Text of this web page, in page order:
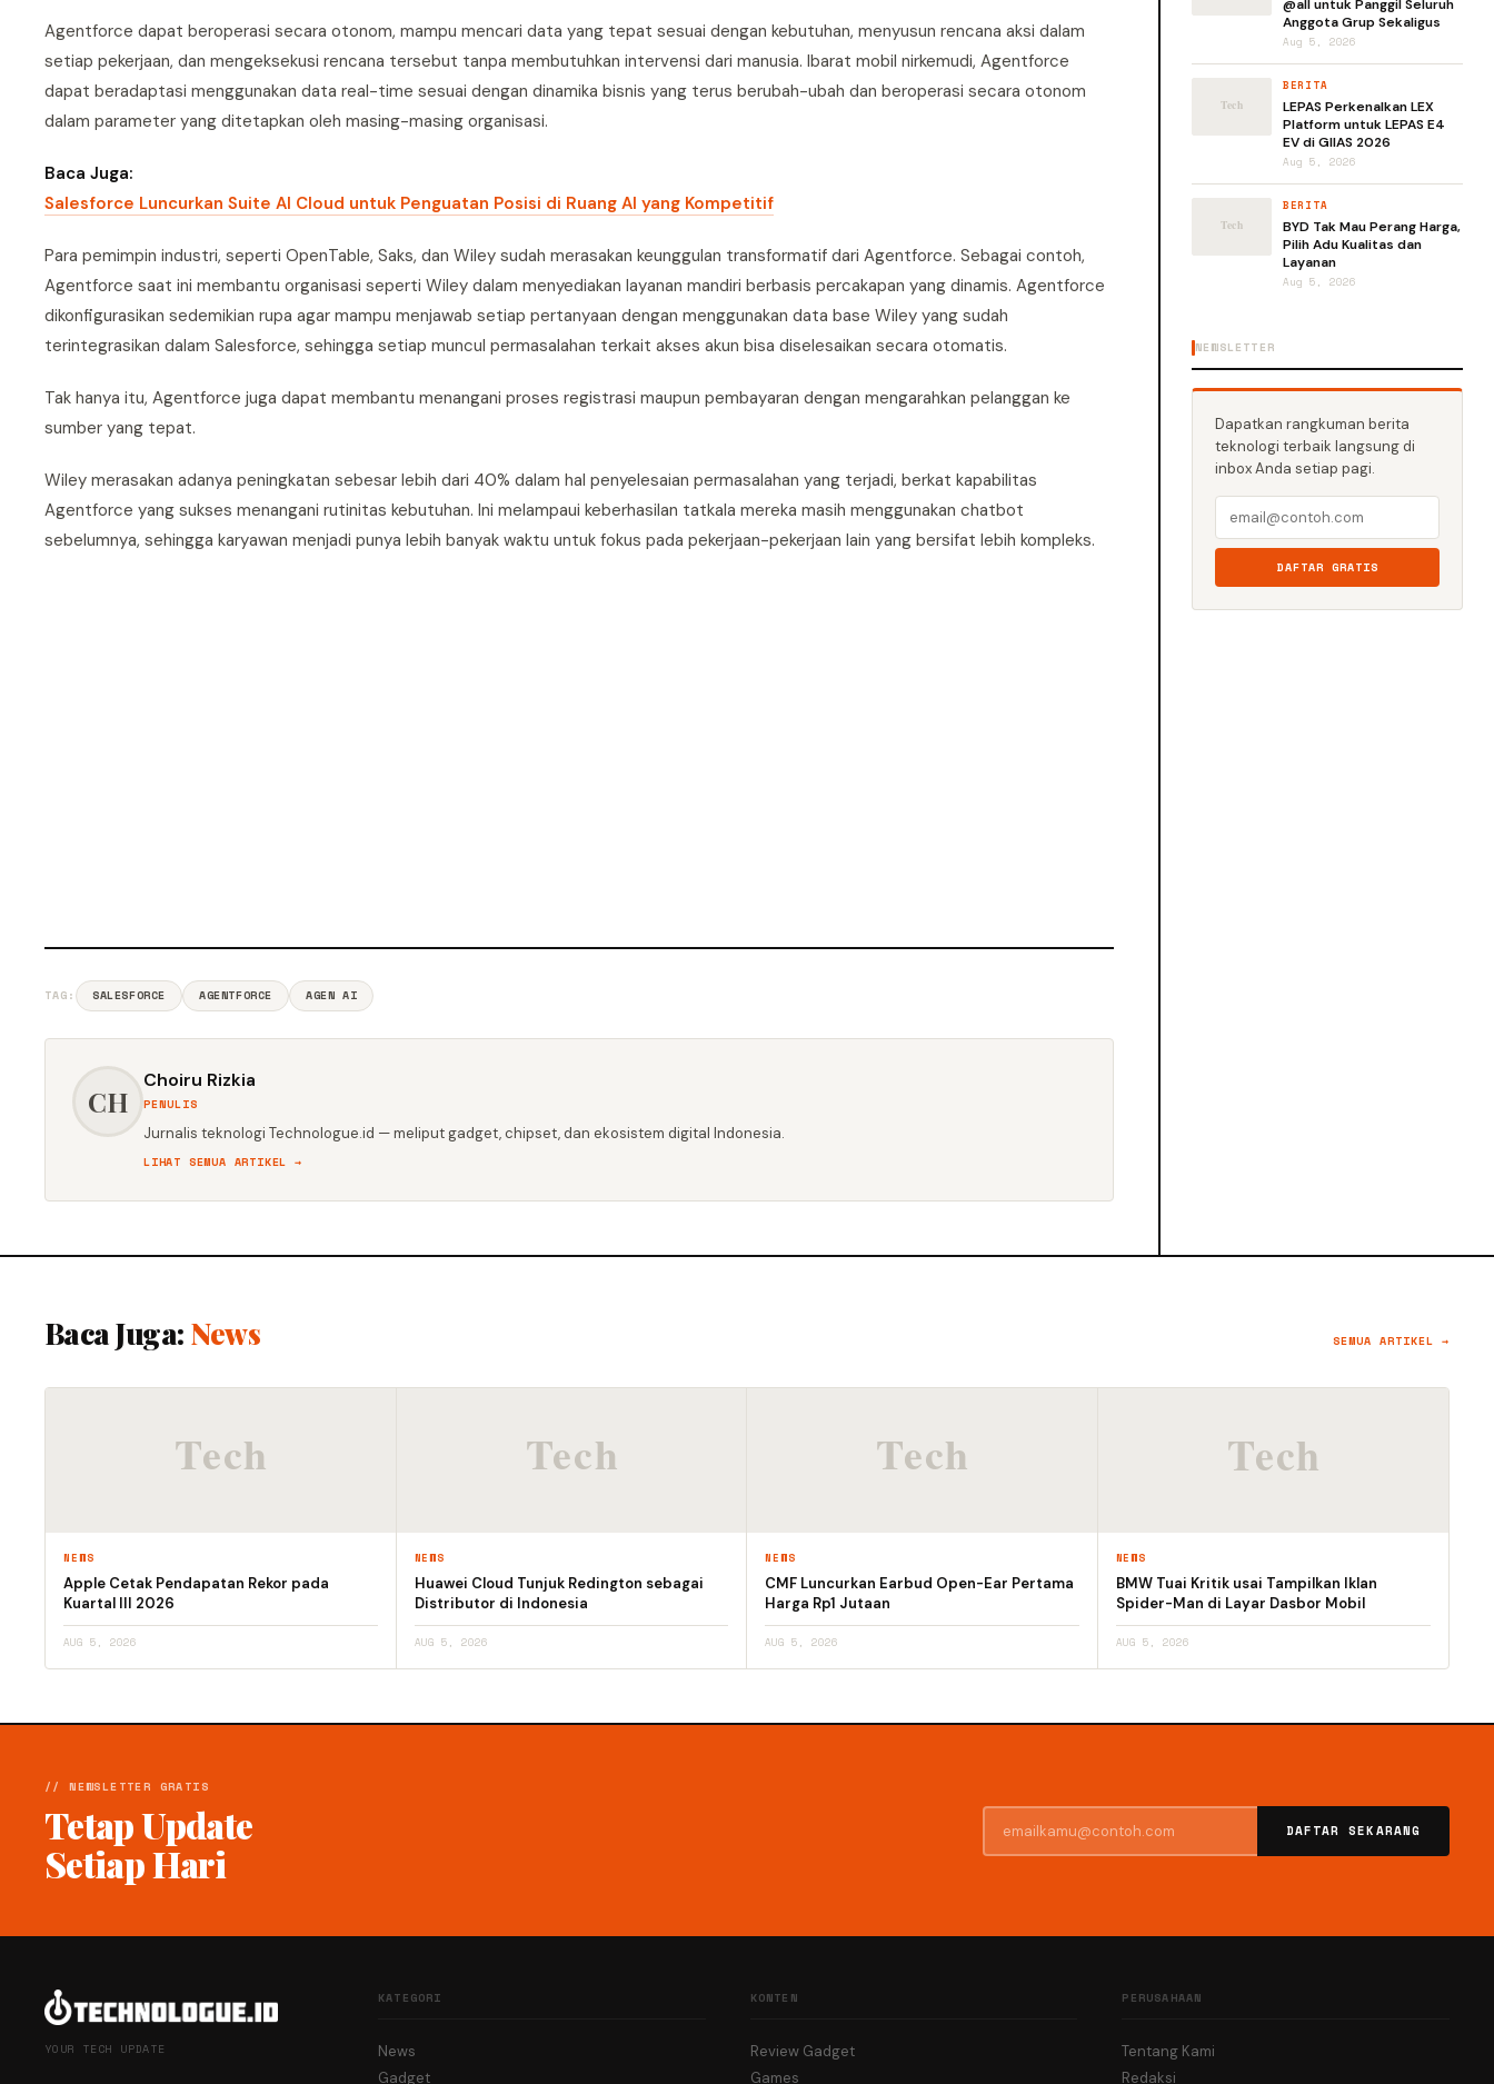
Agentforce dapat beroperasi secara otonom, mampu mencari data yang tepat sesuai dengan kebutuhan, menyusun rencana aksi dalam
setiap pekerjaan, dan mengeksekusi rencana tersebut tanpa membutuhkan intervensi dari manusia. Ibarat mobil nirkemudi, Agentforce
dapat beradaptasi menggunakan data real-time sesuai dengan dinamika bisnis yang terus berubah-ubah dan beroperasi secara otonom
dalam parameter yang ditetapkan oleh masing-masing organisasi.
Baca Juga:
Salesforce Luncurkan Suite AI Cloud untuk Penguatan Posisi di Ruang AI yang Kompetitif
Para pemimpin industri, seperti OpenTable, Saks, dan Wiley sudah merasakan keunggulan transformatif dari Agentforce. Sebagai contoh,
Agentforce saat ini membantu organisasi seperti Wiley dalam menyediakan layanan mandiri berbasis percakapan yang dinamis. Agentforce
dikonfigurasikan sedemikian rupa agar mampu menjawab setiap pertanyaan dengan menggunakan data base Wiley yang sudah
terintegrasikan dalam Salesforce, sehingga setiap muncul permasalahan terkait akses akun bisa diselesaikan secara otomatis.
Tak hanya itu, Agentforce juga dapat membantu menangani proses registrasi maupun pembayaran dengan mengarahkan pelanggan ke
sumber yang tepat.
Wiley merasakan adanya peningkatan sebesar lebih dari 40% dalam hal penyelesaian permasalahan yang terjadi, berkat kapabilitas
Agentforce yang sukses menangani rutinitas kebutuhan. Ini melampaui keberhasilan tatkala mereka masih menggunakan chatbot
sebelumnya, sehingga karyawan menjadi punya lebih banyak waktu untuk fokus pada pekerjaan-pekerjaan lain yang bersifat lebih kompleks.
TAG: SALESFORCE AGENTFORCE AGEN AI
CH
Choiru Rizkia
PENULIS
Jurnalis teknologi Technologue.id — meliput gadget, chipset, dan ekosistem digital Indonesia.
LIHAT SEMUA ARTIKEL →
@all untuk Panggil Seluruh
Anggota Grup Sekaligus
Aug 5, 2026
BERITA
LEPAS Perkenalkan LEX
Platform untuk LEPAS E4
EV di GIIAS 2026
Aug 5, 2026
BERITA
BYD Tak Mau Perang Harga,
Pilih Adu Kualitas dan
Layanan
Aug 5, 2026
NEWSLETTER
Dapatkan rangkuman berita
teknologi terbaik langsung di
inbox Anda setiap pagi.
DAFTAR GRATIS
Baca Juga: News SEMUA ARTIKEL →
NEWS
Apple Cetak Pendapatan Rekor pada
Kuartal III 2026
AUG 5, 2026
NEWS
Huawei Cloud Tunjuk Redington sebagai
Distributor di Indonesia
AUG 5, 2026
NEWS
CMF Luncurkan Earbud Open-Ear Pertama
Harga Rp1 Jutaan
AUG 5, 2026
NEWS
BMW Tuai Kritik usai Tampilkan Iklan
Spider-Man di Layar Dasbor Mobil
AUG 5, 2026
// NEWSLETTER GRATIS
Tetap Update
Setiap Hari
DAFTAR SEKARANG
YOUR TECH UPDATE
KATEGORI
News
Gadget
KONTEN
Review Gadget
Games
PERUSAHAAN
Tentang Kami
Redaksi